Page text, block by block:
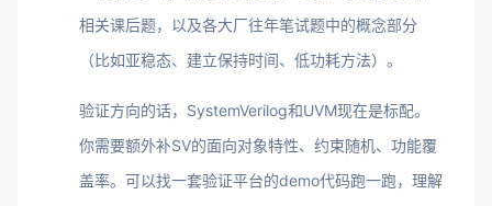
相关课后题，以及各大厂往年笔试题中的概念部分
（比如亚稳态、建立保持时间、低功耗方法）。
验证方向的话，SystemVerilog和UVM现在是标配。
你需要额外补SV的面向对象特性、约束随机、功能覆
盖率。可以找一套验证平台的demo代码跑一跑，理解